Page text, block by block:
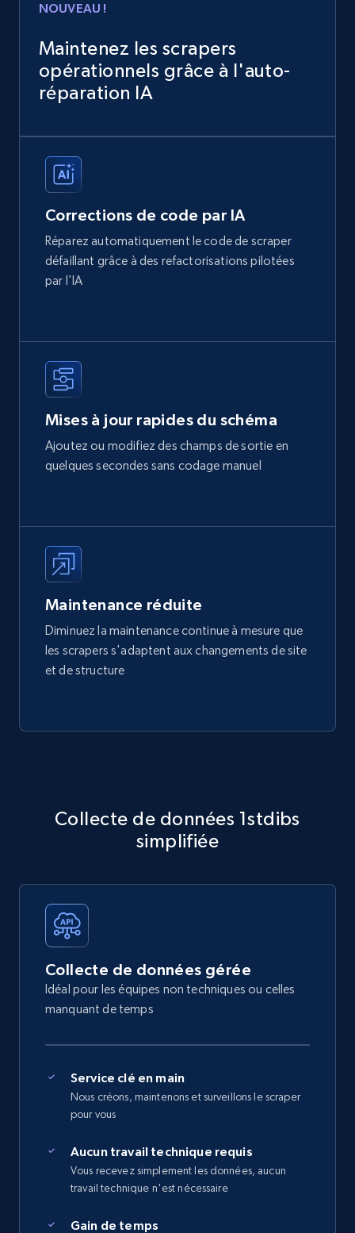
NOUVEAU !
Maintenez les scrapers
opérationnels grâce à l'auto-
réparation IA
Corrections de code par IA
Réparez automatiquement le code de scraper
défaillant grâce à des refactorisations pilotées
par l'IA
Mises à jour rapides du schéma
Ajoutez ou modifiez des champs de sortie en
quelques secondes sans codage manuel
Maintenance réduite
Diminuez la maintenance continue à mesure que
les scrapers s'adaptent aux changements de site
et de structure
Collecte de données 1stdibs
simplifiée
Collecte de données gérée
Idéal pour les équipes non techniques ou celles
manquant de temps
Service clé en main
Nous créons, maintenons et surveillons le scraper
pour vous
Aucun travail technique requis
Vous recevez simplement les données, aucun
travail technique n'est nécessaire
Gain de temps